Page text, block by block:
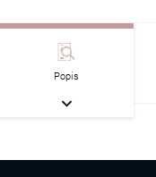
Popis